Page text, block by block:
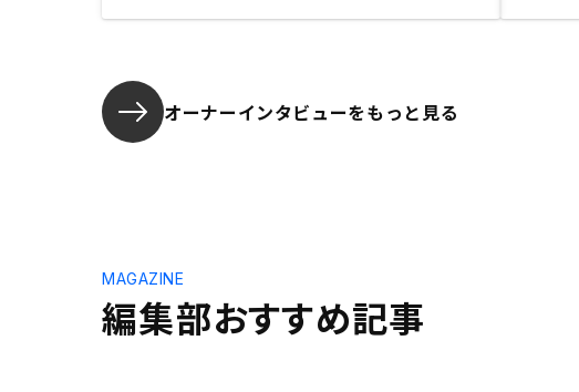
オーナーインタビューをもっと見る
編集部おすすめ記事
MAGAZINE